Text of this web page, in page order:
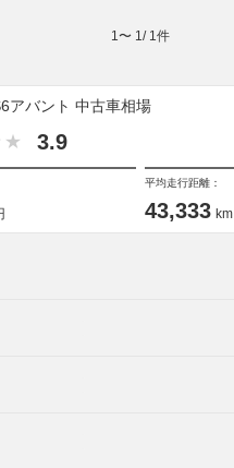
1 〜 1 / 1 件
アバント 中古車相場
3.9
平均走行距離：
43,333 km